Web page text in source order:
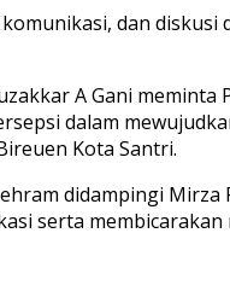
dan
A Gani
dalam
Kota Santri.
didampingi
serta